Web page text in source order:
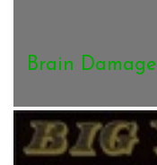
Brain Damage